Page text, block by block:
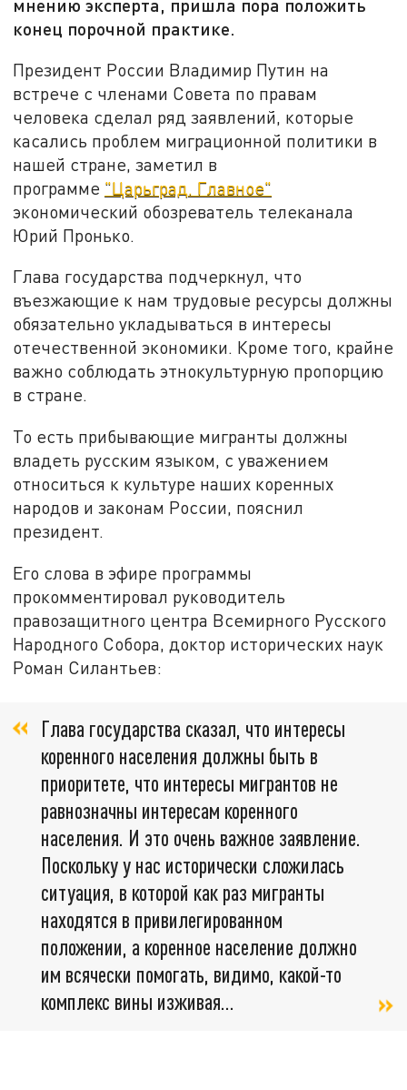
мнению эксперта, пришла пора положить
конец порочной практике.
Президент России Владимир Путин на
встрече с членами Совета по правам
человека сделал ряд заявлений, которые
касались проблем миграционной политики в
нашей стране, заметил в
программе "Царьград. Главное"
экономический обозреватель телеканала
Юрий Пронько.
Глава государства подчеркнул, что
въезжающие к нам трудовые ресурсы должны
обязательно укладываться в интересы
отечественной экономики. Кроме того, крайне
важно соблюдать этнокультурную пропорцию
в стране.
То есть прибывающие мигранты должны
владеть русским языком, с уважением
относиться к культуре наших коренных
народов и законам России, пояснил
президент.
Его слова в эфире программы
прокомментировал руководитель
правозащитного центра Всемирного Русского
Народного Собора, доктор исторических наук
Роман Силантьев:
Глава государства сказал, что интересы
коренного населения должны быть в
приоритете, что интересы мигрантов не
равнозначны интересам коренного
населения. И это очень важное заявление.
Поскольку у нас исторически сложилась
ситуация, в которой как раз мигранты
находятся в привилегированном
положении, а коренное население должно
им всячески помогать, видимо, какой-то
комплекс вины изживая…